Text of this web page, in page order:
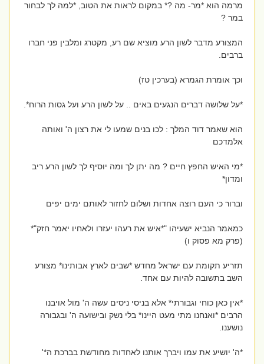
מרמה הוא *מר- מה ?* במקום לראות את הטוב, *למה לך לבחור
במר ?
המצורע מדבר לשון הרע מוציא שם רע, מקטרג ומלבין פני חברו
ברבים.
וכך אומרת הגמרא (בערכין טז)
*על שלושה דברים הנגעים באים .. על לשון הרע ועל גסות הרוח*.
הוא שאמר דוד המלך : לכו בנים שמעו לי את רצון ה' ואותה
אלמדכם
*מי האיש החפץ חיים ? מה יתן לך ומה יוסיף לך לשון הרע ריב
ומדון*
וברור כי העם רוצה אחדות ושלום לחזור לאותם ימים יפים
כמאמר הנביא ישעיהו "*איש את רעהו יעזרו ולאחיו יאמר חזק"*
(פרק מא פסוק ו)
תזריע תקומת עם ישראל מחדש *שבים לארץ אבותינו* מצורע
השב בתשובה להיות עם אחד.
*אין כאן כוחי וגבורתי* אלא בניסי ניסים עשה ה' מול אויבנו
הרבים *ואנחנו מתי מעט היינו* בלי נשק ובישועה ה' ובגבורה
נושענו.
*ה' יושיע את עמו ויברך אותנו לאחדות מחודשת בברכת ה*'